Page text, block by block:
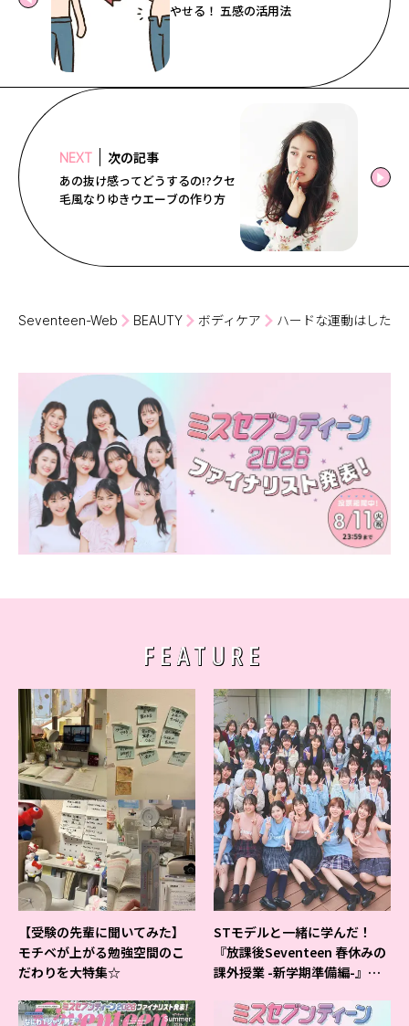
やせる！ 五感の活用法
NEXT 次の記事
あの抜け感ってどうするの!?クセ
毛風なりゆきウエーブの作り方
Seventeen-Web BEAUTY ボディケア ハードな運動はした
FEATURE
【受験の先輩に聞いてみた】
モチベが上がる勉強空間のこ
だわりを大特集☆
STモデルと一緒に学んだ！
『放課後Seventeen 春休みの
課外授業 -新学期準備編-』イ